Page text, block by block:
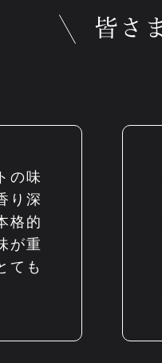
の味
り深
格的
が重
ても